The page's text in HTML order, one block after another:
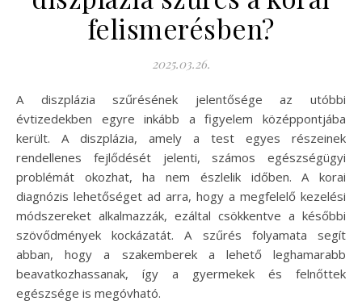
felismerésben?
2025.03.26.
A diszplázia szűrésének jelentősége az utóbbi
évtizedekben egyre inkább a figyelem középpontjába
került. A diszplázia, amely a test egyes részeinek
rendellenes fejlődését jelenti, számos egészségügyi
problémát okozhat, ha nem észlelik időben. A korai
diagnózis lehetőséget ad arra, hogy a megfelelő kezelési
módszereket alkalmazzák, ezáltal csökkentve a későbbi
szövődmények kockázatát. A szűrés folyamata segít
abban, hogy a szakemberek a lehető leghamarabb
beavatkozhassanak, így a gyermekek és felnőttek
egészsége is megóvható.